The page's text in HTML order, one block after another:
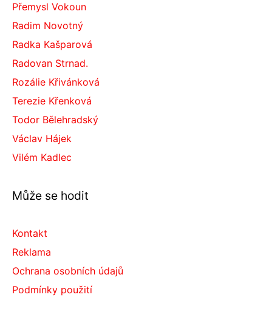
Přemysl Vokoun
Radim Novotný
Radka Kašparová
Radovan Strnad.
Rozálie Křivánková
Terezie Křenková
Todor Bělehradský
Václav Hájek
Vilém Kadlec
Může se hodit
Kontakt
Reklama
Ochrana osobních údajů
Podmínky použití